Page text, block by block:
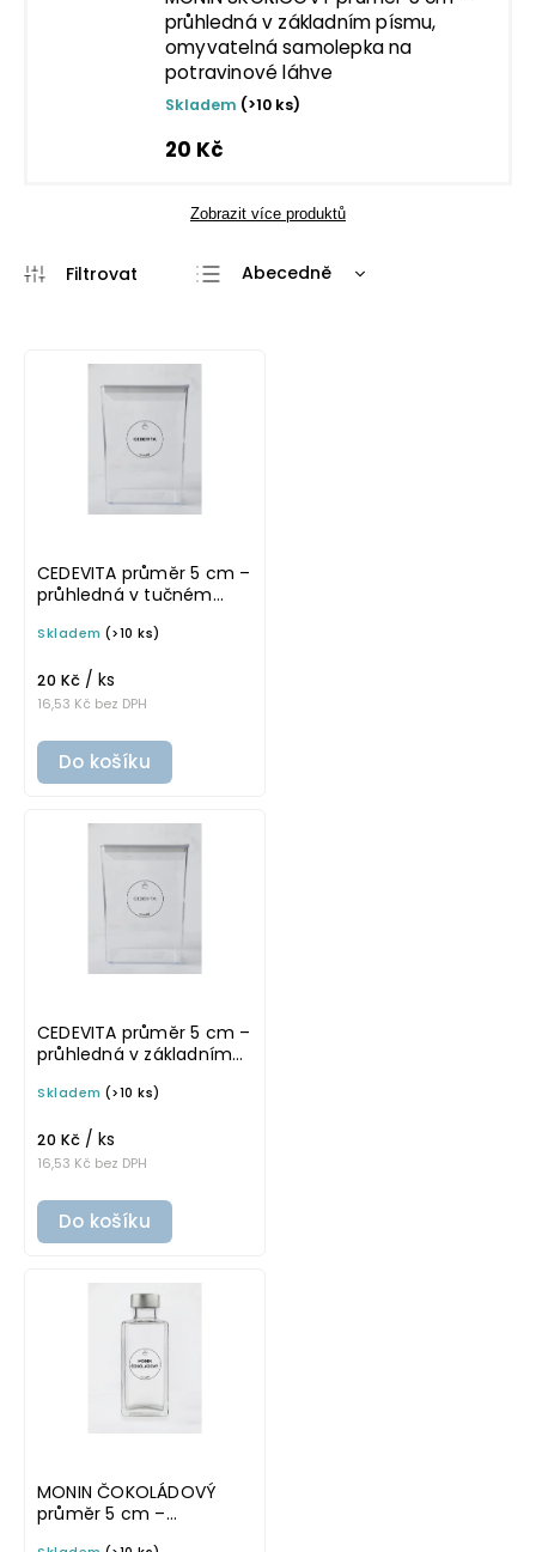
průhledná v základním písmu,
omyvatelná samolepka na
potravinové láhve
Skladem (>10 ks)
20 Kč
Zobrazit více produktů
Abecedně
CEDEVITA průměr 5 cm –
průhledná v tučném
samolepka na
Skladem (>10 ks)
16,53 Kč bez DPH
20 Kč / ks
Do košíku
CEDEVITA průměr 5 cm –
průhledná v základním
samolepka na
Skladem (>10 ks)
16,53 Kč bez DPH
20 Kč / ks
Do košíku
MONIN ČOKOLÁDOVÝ
průměr 5 cm –